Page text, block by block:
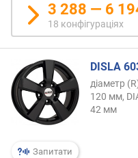
3 288 — 6
18 конфігураціях
Запитати
DISLA
діаметр
120 мм,
42 мм